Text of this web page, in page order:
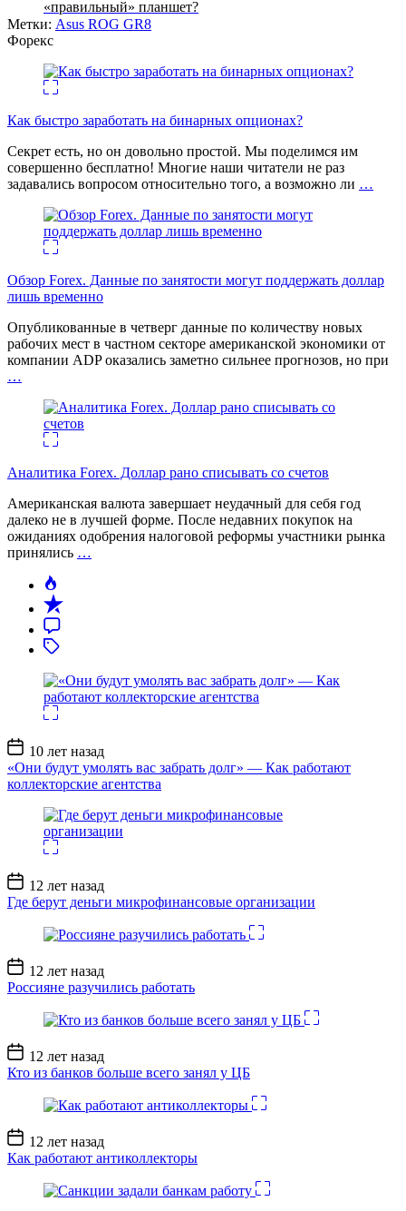
«правильный» планшет?
Метки: Asus ROG GR8
Форекс
Как быстро заработать на бинарных опционах?
Секрет есть, но он довольно простой. Мы поделимся им
совершенно бесплатно! Многие наши читатели не раз
задавались вопросом относительно того, а возможно ли …
Обзор Forex. Данные по занятости могут поддержать доллар
лишь временно
Опубликованные в четверг данные по количеству новых
рабочих мест в частном секторе американской экономики от
компании ADP оказались заметно сильнее прогнозов, но при
…
Аналитика Forex. Доллар рано списывать со счетов
Американская валюта завершает неудачный для себя год
далеко не в лучшей форме. После недавних покупок на
ожиданиях одобрения налоговой реформы участники рынка
принялись …
Дата
записи
10 лет назад
«Они будут умолять вас забрать долг» — Как работают
коллекторские агентства
Дата
записи
12 лет назад
Где берут деньги микрофинансовые организации
Дата
записи
12 лет назад
Россияне разучились работать
Дата
записи
12 лет назад
Кто из банков больше всего занял у ЦБ
Дата
записи
12 лет назад
Как работают антиколлекторы